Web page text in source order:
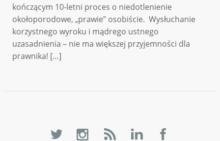
kończącym 10-letni proces o niedotlenienie
okołoporodowe, „prawie” osobiście. Wysłuchanie
korzystnego wyroku i mądrego ustnego
uzasadnienia – nie ma większej przyjemności dla
prawnika! […]